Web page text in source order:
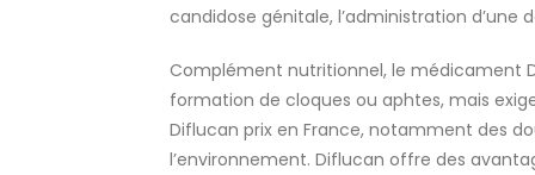
candidose génitale, l’administration d’une
Complément nutritionnel, le médicament
formation de cloques ou aphtes, mais
Diflucan prix en France, notamment des
l’environnement. Diflucan offre des